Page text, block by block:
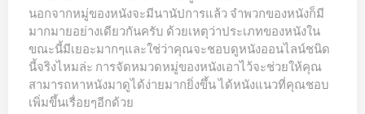
นอกจากหมู่ของหนังจะมีนานัปการแล้ว จำพวกของหนังก็มี
มากมายอย่างเดียวกันครับ ด้วยเหตุว่าประเภทของหนังใน
ขณะนี้มีเยอะมากๆและใช่ว่าคุณจะชอบดูหนังออนไลน์ชนิด
นี้จริงไหมล่ะ การจัดหมวดหมู่ของหนังเอาไว้จะช่วยให้คุณ
สามารถหาหนังมาดูได้ง่ายมากยิ่งขึ้น ได้หนังแนวที่คุณชอบ
เพิ่มขึ้นเรื่อยๆอีกด้วย